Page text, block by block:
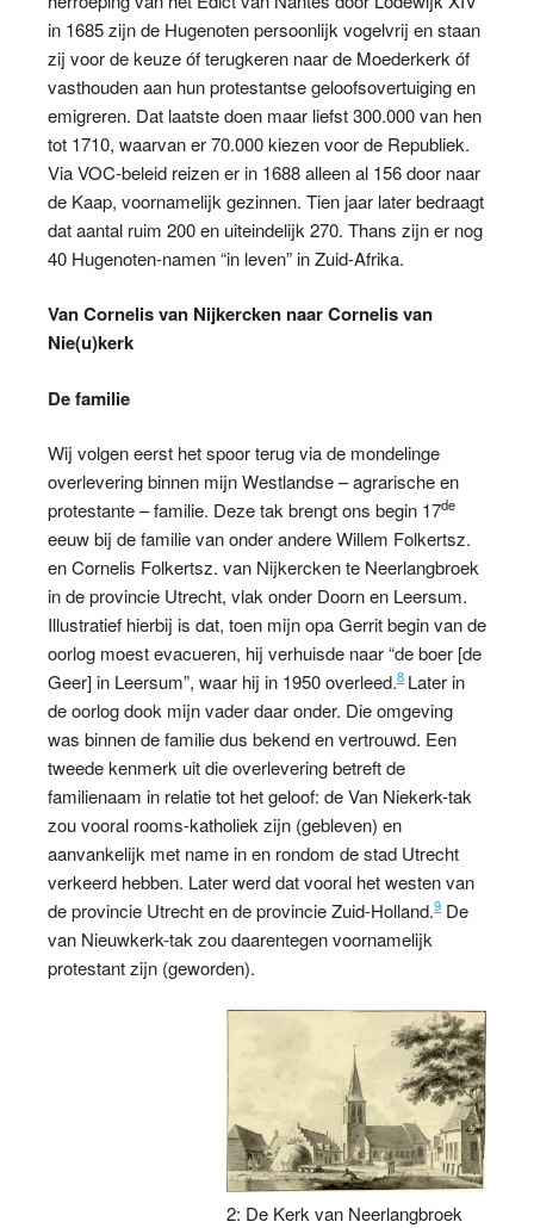
in 1685 zijn de Hugenoten persoonlijk vogelvrij en staan
zij voor de keuze óf terugkeren naar de Moederkerk óf
vasthouden aan hun protestantse geloofsovertuiging en
emigreren. Dat laatste doen maar liefst 300.000 van hen
tot 1710, waarvan er 70.000 kiezen voor de Republiek.
Via VOC-beleid reizen er in 1688 alleen al 156 door naar
de Kaap, voornamelijk gezinnen. Tien jaar later bedraagt
dat aantal ruim 200 en uiteindelijk 270. Thans zijn er nog
40 Hugenoten-namen “in leven” in Zuid-Afrika.
Van Cornelis van Nijkercken naar Cornelis van
Nie(u)kerk
De familie
Wij volgen eerst het spoor terug via de mondelinge
overlevering binnen mijn Westlandse – agrarische en
protestante – familie. Deze tak brengt ons begin 17de
eeuw bij de familie van onder andere Willem Folkertsz.
en Cornelis Folkertsz. van Nijkercken te Neerlangbroek
in de provincie Utrecht, vlak onder Doorn en Leersum.
Illustratief hierbij is dat, toen mijn opa Gerrit begin van de
oorlog moest evacueren, hij verhuisde naar “de boer [de
Geer] in Leersum”, waar hij in 1950 overleed.8 Later in
de oorlog dook mijn vader daar onder. Die omgeving
was binnen de familie dus bekend en vertrouwd. Een
tweede kenmerk uit die overlevering betreft de
familienaam in relatie tot het geloof: de Van Niekerk-tak
zou vooral rooms-katholiek zijn (gebleven) en
aanvankelijk met name in en rondom de stad Utrecht
verkeerd hebben. Later werd dat vooral het westen van
de provincie Utrecht en de provincie Zuid-Holland.9 De
van Nieuwkerk-tak zou daarentegen voornamelijk
protestant zijn (geworden).
2: De Kerk van Neerlangbroek